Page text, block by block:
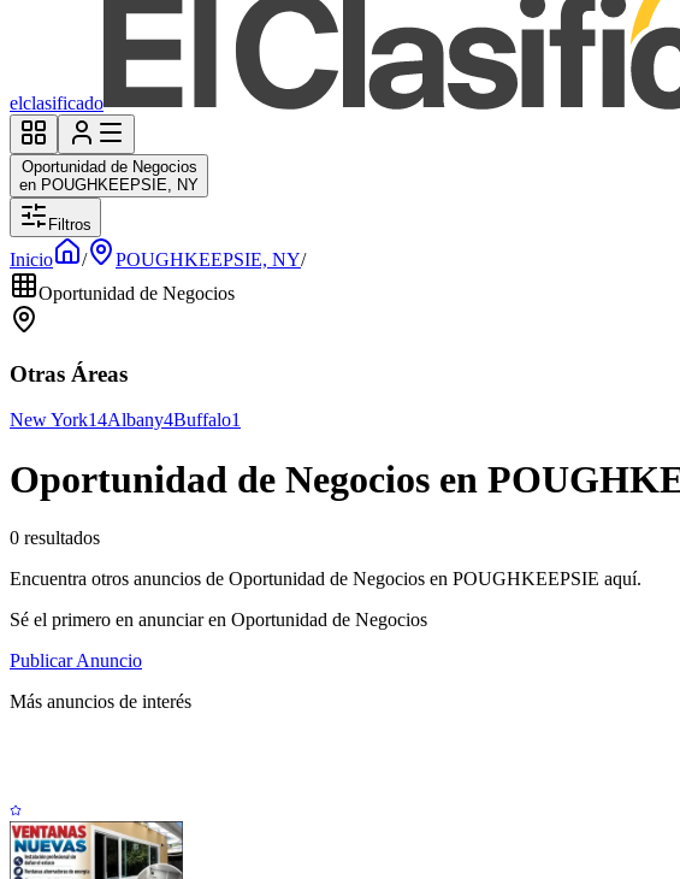
elclasificado
Oportunidad de Negocios
en POUGHKEEPSIE, NY
Filtros
Inicio / POUGHKEEPSIE, NY/
Oportunidad de Negocios
Otras Áreas
New York14Albany4Buffalo1
Oportunidad de Negocios en
0 resultados
Encuentra otros anuncios de Oportunidad de Negocios en POUGHKEEPSIE aquí.
Sé el primero en anunciar en Oportunidad de Negocios
Publicar Anuncio
Más anuncios de interés